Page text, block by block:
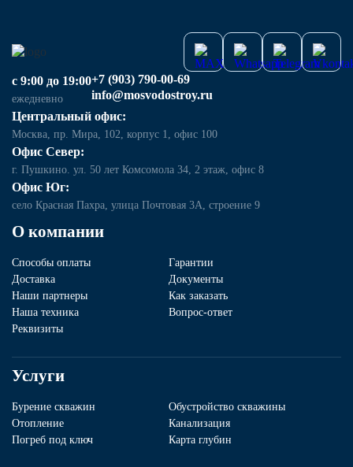
О компании
Способы оплаты
Гарантии
Доставка
Документы
Наши партнеры
Как заказать
Наша техника
Вопрос-ответ
Реквизиты
Услуги
Бурение скважин
Обустройство скважины
Отопление
Канализация
Погреб под ключ
Карта глубин
с 9:00 до 19:00
ежедневно
+7 (903) 790-00-69
info@mosvodostroy.ru
Центральный офис:
Москва, пр. Мира, 102, корпус 1, офис 100
Офис Север:
г. Пушкино. ул. 50 лет Комсомола 34, 2 этаж, офис 8
Офис Юг:
село Красная Пахра, улица Почтовая 3А, строение 9